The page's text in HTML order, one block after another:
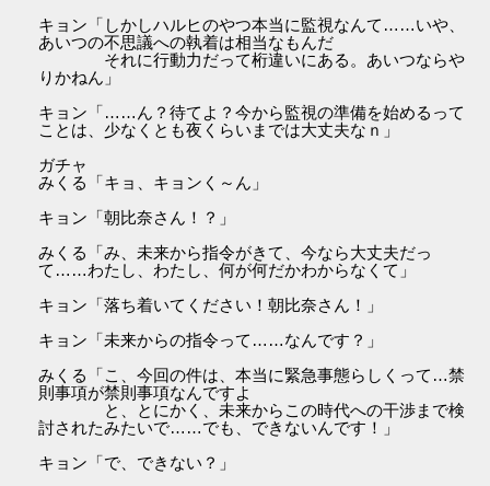
キョン「しかしハルヒのやつ本当に監視なんて……いや、
あいつの不思議への執着は相当なもんだ
それに行動力だって桁違いにある。あいつならや
りかねん」
キョン「……ん？待てよ？今から監視の準備を始めるって
ことは、少なくとも夜くらいまでは大丈夫なｎ」
ガチャ
みくる「キョ、キョンく～ん」
キョン「朝比奈さん！？」
みくる「み、未来から指令がきて、今なら大丈夫だっ
て……わたし、わたし、何が何だかわからなくて」
キョン「落ち着いてください！朝比奈さん！」
キョン「未来からの指令って……なんです？」
みくる「こ、今回の件は、本当に緊急事態らしくって…禁
則事項が禁則事項なんですよ
と、とにかく、未来からこの時代への干渉まで検
討されたみたいで……でも、できないんです！」
キョン「で、できない？」